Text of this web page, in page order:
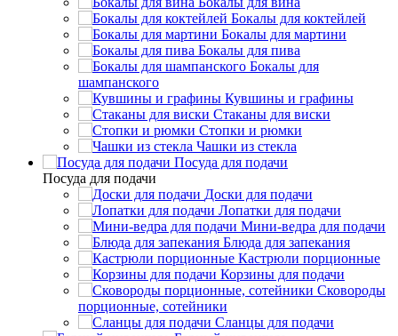
Бокалы для коктейлей
Бокалы для мартини
Бокалы для пива
Бокалы для
шампанского
Кувшины и графины
Стаканы для виски
Стопки и рюмки
Чашки из стекла
Посуда для подачи
Посуда для подачи
Доски для подачи
Лопатки для подачи
Мини-ведра для подачи
Блюда для запекания
Кастрюли порционные
Корзины для подачи
Сковороды
порционные, сотейники
Сланцы для подачи